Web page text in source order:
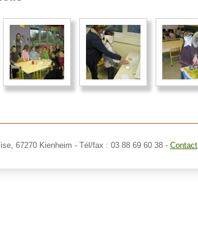
67270 Kienheim - Tél/fax : 03 88 69 60 38 - Contact